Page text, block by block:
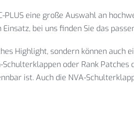
PLUS eine große Auswahl an
bei uns finden Sie das
Highlight, sondern können auch
oder Rank Patches
ist. Auch die NVA-